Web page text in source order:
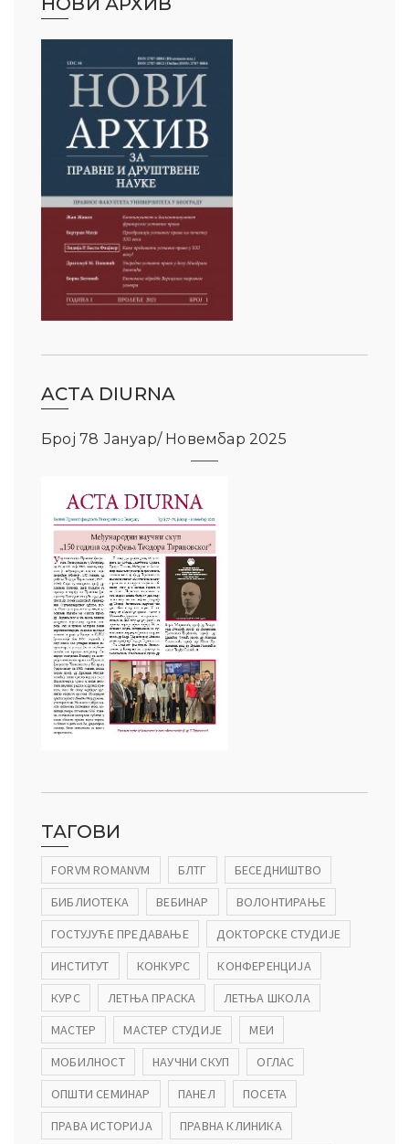
ACTA DIURNA
Број 78 Јануар/ Новембар 2025
ТАГОВИ
FORVM ROMANVM БЛТГ
БЕСЕДНИШТВО
БИБЛИОТЕКА
ВЕБИНАР
ВОЛОНТИРАЊЕ
ГОСТУЈУЋЕ ПРЕДАВАЊЕ
ДОКТОРСКЕ СТУДИЈЕ
ИНСТИТУТ
КОНКУРС
КОНФЕРЕНЦИЈА
КУРС
ЛЕТЊА ПРАСКА
ЛЕТЊА ШКОЛА
МАСТЕР
МАСТЕР СТУДИЈЕ
МЕИ
МОБИЛНОСТ
НАУЧНИ СКУП
ОГЛАС
ОПШТИ СЕМИНАР
ПАНЕЛ
ПОСЕТА
ПРАВА ИСТОРИЈА
ПРАВНА КЛИНИКА